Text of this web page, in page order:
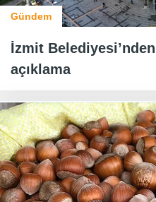
Gündem
İzmit
açıklama